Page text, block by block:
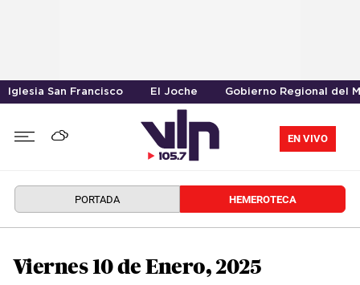
Iglesia San Francisco El Joche Gobierno Regional del
EN VIVO
PORTADA HEMEROTECA
Viernes 10 de Enero, 2025